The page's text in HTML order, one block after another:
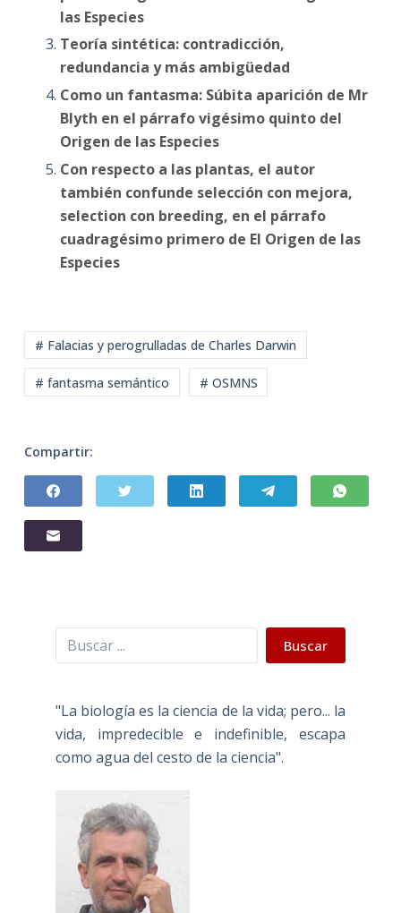
las Especies
Teoría sintética: contradicción,
redundancia y más ambigüedad
Como un fantasma: Súbita aparición de Mr
Blyth en el párrafo vigésimo quinto del
Origen de las Especies
Con respecto a las plantas, el autor
también confunde selección con mejora,
selection con breeding, en el párrafo
cuadragésimo primero de El Origen de las
Especies
# Falacias y perogrulladas de Charles Darwin
# fantasma semántico # OSMNS
Compartir:
Buscar Buscar
"La biología es la ciencia de la vida; pero... la
vida, impredecible e indefinible, escapa
como agua del cesto de la ciencia".